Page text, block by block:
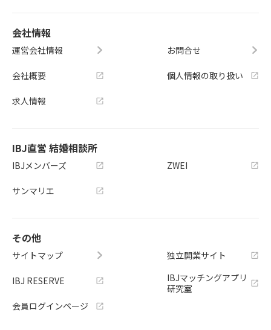
会社情報
運営会社情報
会社概要
求人情報
お問合せ
個人情報の取り扱い
IBJ直営 結婚相談所
IBJメンバーズ
サンマリエ
ZWEI
その他
サイトマップ
IBJ RESERVE
会員ログインページ
独立開業サイト
IBJマッチングアプリ
研究室